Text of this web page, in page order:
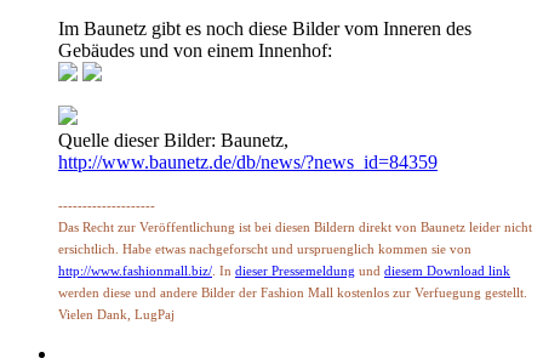
Im Baunetz gibt es noch diese Bilder vom Inneren des
Gebäudes und von einem Innenhof:
Quelle dieser Bilder: Baunetz,
http://www.baunetz.de/db/news/?news_id=84359
--------------------
Das Recht zur Veröffentlichung ist bei diesen Bildern direkt von Baunetz leider nicht
ersichtlich. Habe etwas nachgeforscht und urspruenglich kommen sie von
http://www.fashionmall.biz/. In dieser Pressemeldung und diesem Download link
werden diese und andere Bilder der Fashion Mall kostenlos zur Verfuegung gestellt.
Vielen Dank, LugPaj